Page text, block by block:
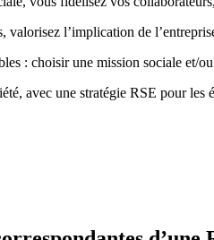
l’implication de
: choisir une mission sociale et/
avec une stratégie RSE pour